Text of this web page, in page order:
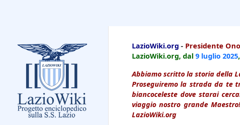
LazioWiki.org - Presidente
LazioWiki.org, dal 9 luglio 2025
Abbiamo scritto la storia della
Proseguiremo la strada da te
biancoceleste dove starai
viaggio nostro grande
LazioWiki.org